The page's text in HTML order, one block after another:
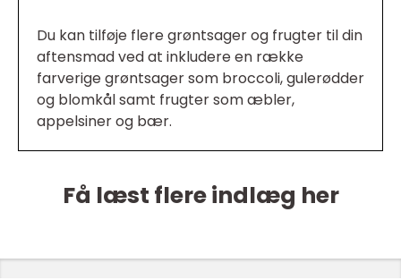
Du kan tilføje flere grøntsager og frugter til din
aftensmad ved at inkludere en række
farverige grøntsager som broccoli, gulerødder
og blomkål samt frugter som æbler,
appelsiner og bær.
Få læst flere indlæg her